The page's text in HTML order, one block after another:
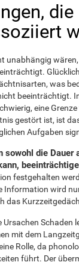
unabhängig
was
beeinträchtigt.
eine
gestört ist, ist
Aufgaben
sowohl die Dauer
festgehalten
Information wird
das
Schaden
mit dem
Rolle, da
führt. Der